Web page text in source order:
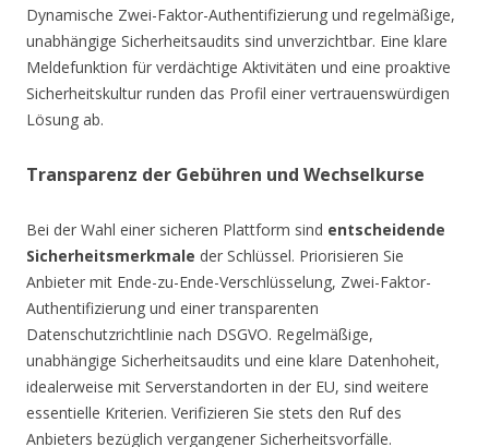
Dynamische Zwei-Faktor-Authentifizierung und regelmäßige,
unabhängige Sicherheitsaudits sind unverzichtbar. Eine klare
Meldefunktion für verdächtige Aktivitäten und eine proaktive
Sicherheitskultur runden das Profil einer vertrauenswürdigen
Lösung ab.
Transparenz der Gebühren und Wechselkurse
Bei der Wahl einer sicheren Plattform sind entscheidende
Sicherheitsmerkmale der Schlüssel. Priorisieren Sie
Anbieter mit Ende-zu-Ende-Verschlüsselung, Zwei-Faktor-
Authentifizierung und einer transparenten
Datenschutzrichtlinie nach DSGVO. Regelmäßige,
unabhängige Sicherheitsaudits und eine klare Datenhoheit,
idealerweise mit Serverstandorten in der EU, sind weitere
essentielle Kriterien. Verifizieren Sie stets den Ruf des
Anbieters bezüglich vergangener Sicherheitsvorfälle.